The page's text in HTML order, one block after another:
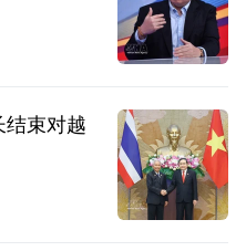
束对越